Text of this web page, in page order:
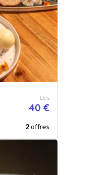
Dès
40 €
2offres